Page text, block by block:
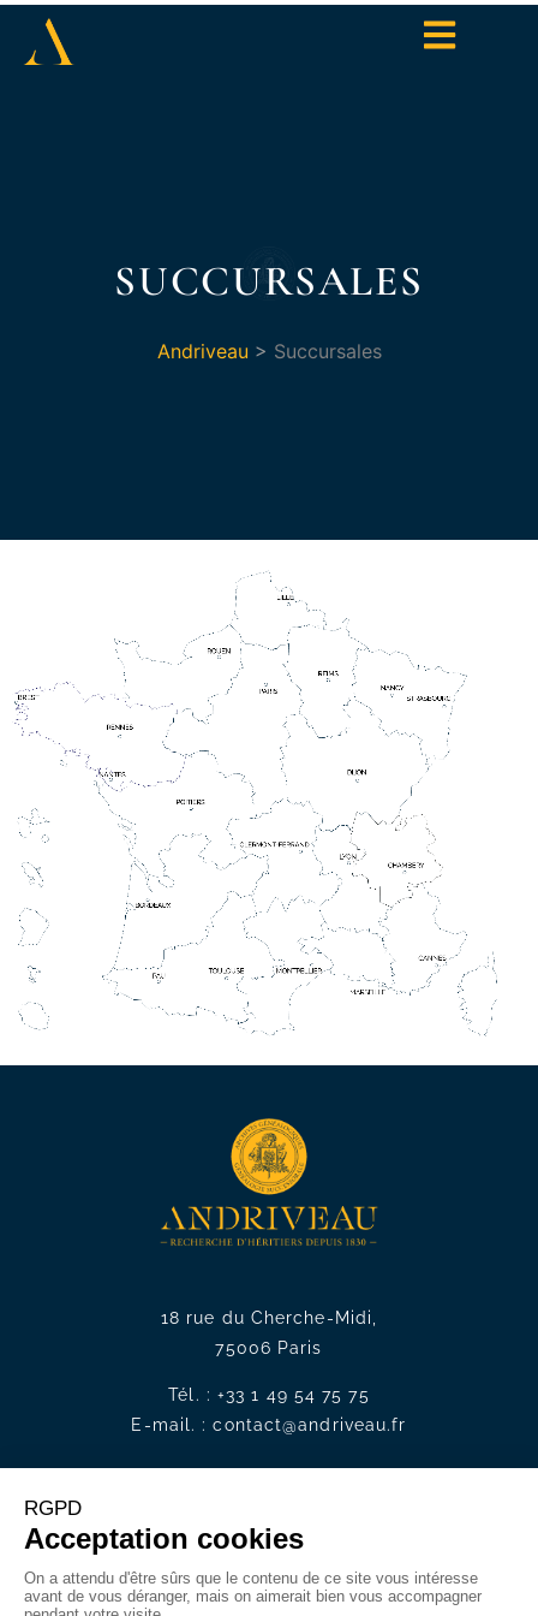
SUCCURSALES
Andriveau > Succursales
18 rue du Cherche-Midi,
75006 Paris
Tél. : +33 1 49 54 75 75
E-mail. :contact@andriveau.fr
Nous rejoindre
Offres d’emplois